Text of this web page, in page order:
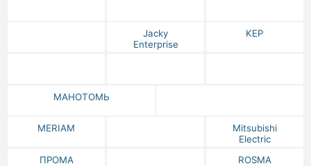
Jacky
Enterprise
KEP
МАНОТОМЬ
MERIAM
Mitsubishi
Electric
ПРОМА
ROSMA